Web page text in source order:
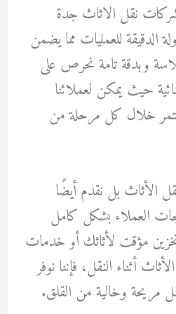
شركات نقل الاثاث جدة
الدقيقة للعمليات مما يضمن
وبدقة تامة نحرص على
حيث يمكن لعملائنا
خلال كل مرحلة من
الأثاث بل نقدم أيضًا
العملاء بشكل كامل
مؤقت لأثاثك أو خدمات
أثناء النقل، فإننا نوفر
مريحة وخالية من القلق.